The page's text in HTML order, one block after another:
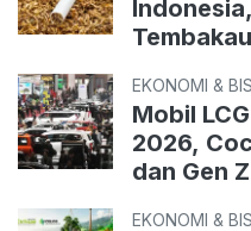
Tembakau
EKONOMI &
Mobil
2026,
dan Gen Z
EKONOMI &